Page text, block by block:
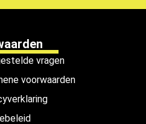
vragen
voorwaarden